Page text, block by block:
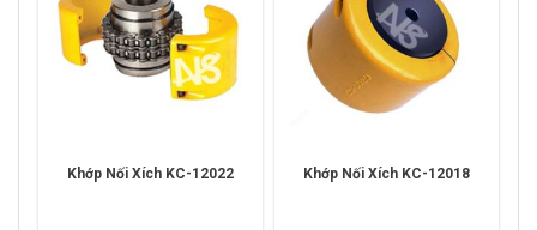
Khớp Nối Xích KC-12022 Khớp Nối Xích KC-12018